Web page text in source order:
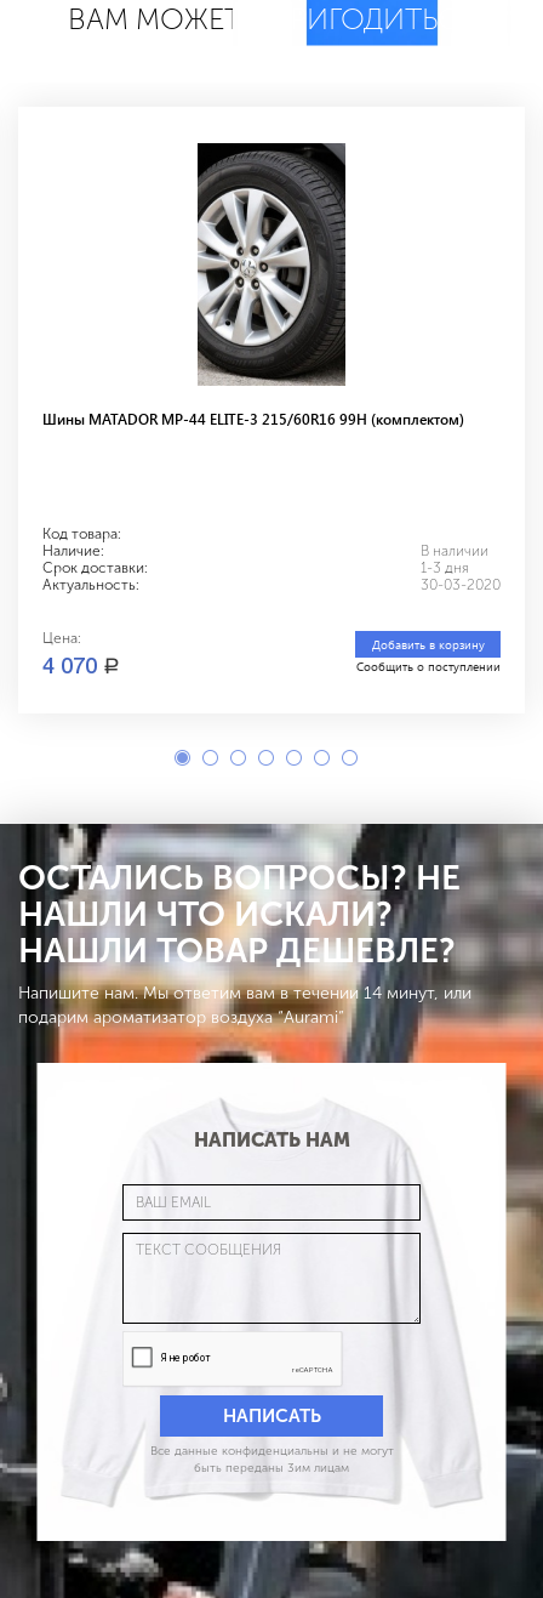
ВАМ МОЖЕТ ПРИГОДИТЬСЯ
Шины MATADOR МР-44 ELITE-3 215/60R16 99H (комплектом)
Код товара:
Наличие:
В наличии
Срок доставки:
1-3 дня
Актуальность:
30-03-2020
Цена:
4 070 a
Добавить в корзину
Сообщить о поступлении
ОСТАЛИСЬ ВОПРОСЫ? НЕ
НАШЛИ ЧТО ИСКАЛИ?
НАШЛИ ТОВАР ДЕШЕВЛЕ?
Напишите нам. Мы ответим вам в течении 14 минут, или
подарим ароматизатор воздуха “Aurami”
НАПИСАТЬ НАМ
Все данные конфиденциальны и не могут
быть переданы 3им лицам